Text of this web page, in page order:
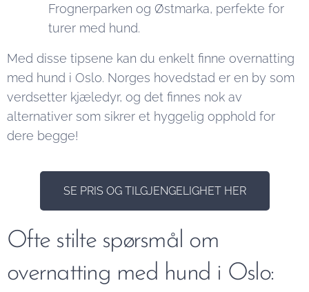
Frognerparken og Østmarka, perfekte for
turer med hund.
Med disse tipsene kan du enkelt finne overnatting
med hund i Oslo. Norges hovedstad er en by som
verdsetter kjæledyr, og det finnes nok av
alternativer som sikrer et hyggelig opphold for
dere begge!
SE PRIS OG TILGJENGELIGHET HER
Ofte stilte spørsmål om
overnatting med hund i Oslo: